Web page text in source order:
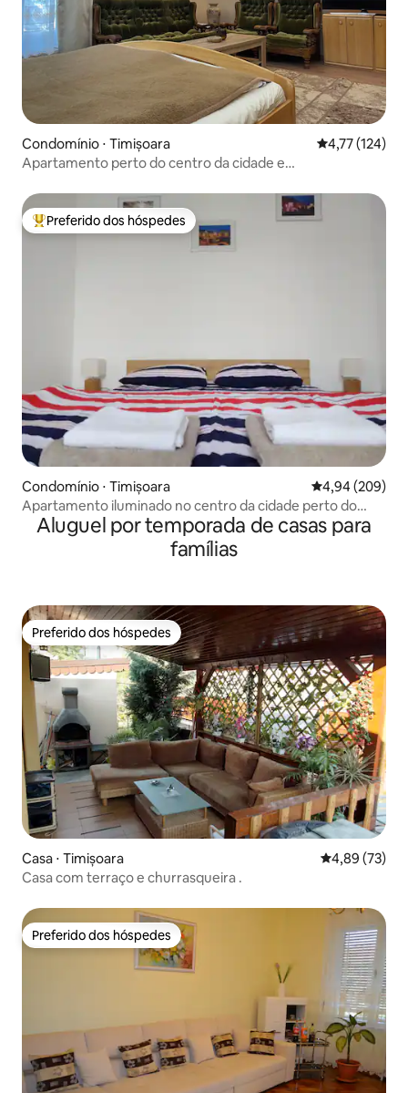
Condomínio ⋅ Timișoara 4,77 de uma
4,77 (124)
Apartamento perto do centro da cidade e
Entre os melhores preferidos dos hóspedes
Preferido dos hóspedes
Condomínio ⋅ Timișoara 4,94 de uma
4,94 (209)
Apartamento iluminado no centro da cidade perto do
centro, a 5 minutos de luliusTown
Aluguel por temporada de casas para
famílias
Preferido dos hóspedes
Preferido dos hóspedes
Casa ⋅ Timișoara 4,89 de uma
4,89 (73)
Casa com terraço e churrasqueira .
Preferido dos hóspedes
Preferido dos hóspedes